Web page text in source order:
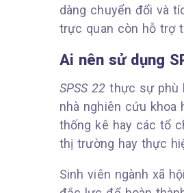
dàng chuyển đổi và
trực quan còn hỗ trợ
Ai nên sử dụng
SPSS 22 thực sự phù
nhà nghiên cứu khoa
thống kê hay các tổ
thị trường hay thực
Sinh viên ngành xã